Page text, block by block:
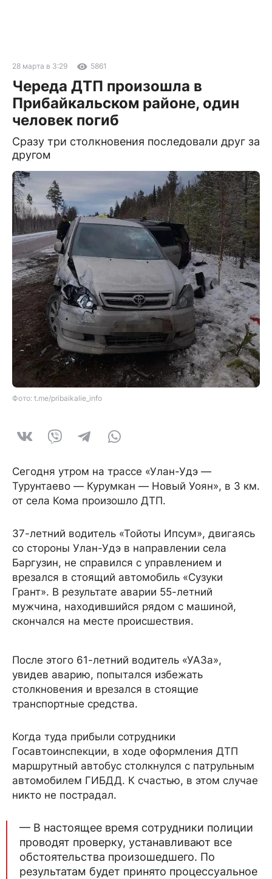
28 марта в 3:29 5861
Череда ДТП произошла в
Прибайкальском районе, один
человек погиб
Сразу три столкновения последовали друг за
другом
Фото: t.me/pribaikalie_info
Сегодня утром на трассе «Улан-Удэ —
Турунтаево — Курумкан — Новый Уоян», в 3 км.
от села Кома произошло ДТП.
37-летний водитель «Тойоты Ипсум», двигаясь
со стороны Улан-Удэ в направлении села
Баргузин, не справился с управлением и
врезался в стоящий автомобиль «Сузуки
Грант». В результате аварии 55-летний
мужчина, находившийся рядом с машиной,
скончался на месте происшествия.
После этого 61-летний водитель «УАЗа»,
увидев аварию, попытался избежать
столкновения и врезался в стоящие
транспортные средства.
Когда туда прибыли сотрудники
Госавтоинспекции, в ходе оформления ДТП
маршрутный автобус столкнулся с патрульным
автомобилем ГИБДД. К счастью, в этом случае
никто не пострадал.
— В настоящее время сотрудники полиции
проводят проверку, устанавливают все
обстоятельства произошедшего. По
результатам будет принято процессуальное